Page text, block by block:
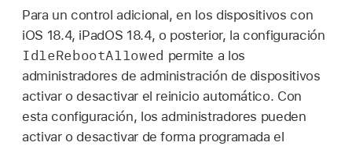
Para un control adicional, en los dispositivos con
iOS 18.4, iPadOS 18.4, o posterior, la configuración
IdleRebootAllowed permite a los
administradores de administración de dispositivos
activar o desactivar el reinicio automático. Con
esta configuración, los administradores pueden
activar o desactivar de forma programada el